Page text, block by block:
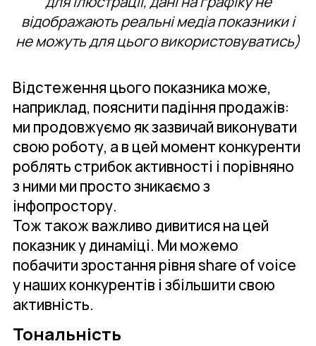
відображають реальні медіа показники і
не можуть для цього використовуватись)
Відстеження цього показника може,
наприклад, пояснити падіння продажів:
ми продовжуємо як зазвичай виконувати
свою роботу, а в цей момент конкуренти
роблять стрибок активності і порівняно
з ними ми просто зникаємо з
інфопростору.
Тож також важливо дивитися на цей
показник у динаміці. Ми можемо
побачити зростання рівня share of voice
у наших конкурентів і збільшити свою
активність.
Тональність